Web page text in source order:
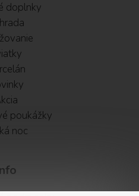
doplnky
poukážky
noc